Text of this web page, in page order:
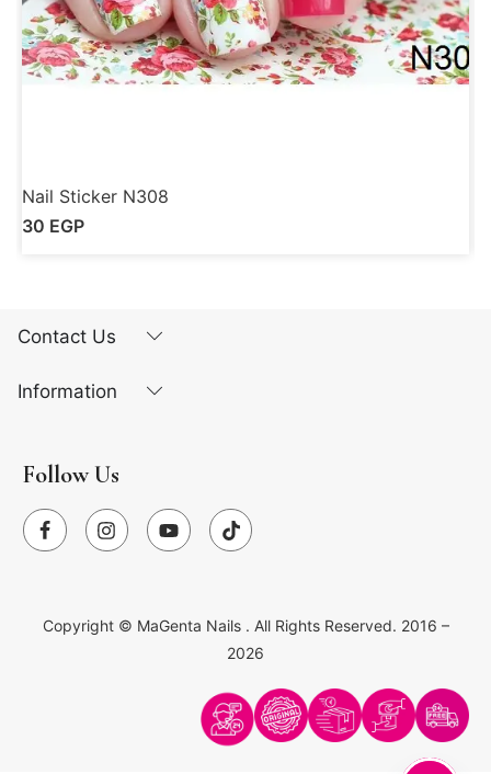
Nail Sticker N308
30 EGP
Contact Us
Information
Follow Us
Copyright © MaGenta Nails . All Rights Reserved. 2016 –
2026